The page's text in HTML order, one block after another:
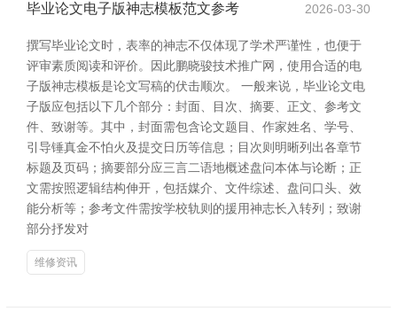
毕业论文电子版神志模板范文参考 2026-03-30
撰写毕业论文时，表率的神志不仅体现了学术严谨性，也便于
评审素质阅读和评价。因此鹏晓骏技术推广网，使用合适的电
子版神志模板是论文写稿的伏击顺次。 一般来说，毕业论文电
子版应包括以下几个部分：封面、目次、摘要、正文、参考文
件、致谢等。其中，封面需包含论文题目、作家姓名、学号、
引导锤真金不怕火及提交日历等信息；目次则明晰列出各章节
标题及页码；摘要部分应三言二语地概述盘问本体与论断；正
文需按照逻辑结构伸开，包括媒介、文件综述、盘问口头、效
能分析等；参考文件需按学校轨则的援用神志长入转列；致谢
部分抒发对
维修资讯